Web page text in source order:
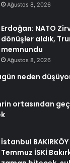
Ağustos 8, 2026
Erdoğan: NATO
dönüşler aldık,
memnundu
Ağustos 8, 2026
neden
ortasından
İstanbul
Temmuz İSKİ